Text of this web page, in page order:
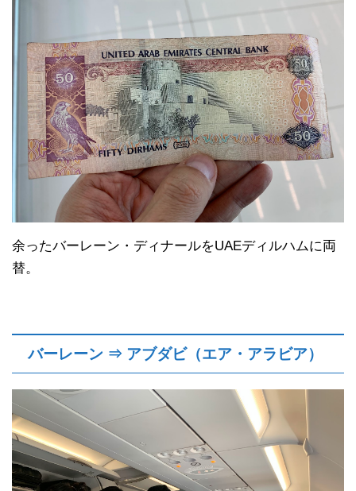
余ったバーレーン・ディナールをUAEディルハムに両
替。
バーレーン ⇒ アブダビ（エア・アラビア）